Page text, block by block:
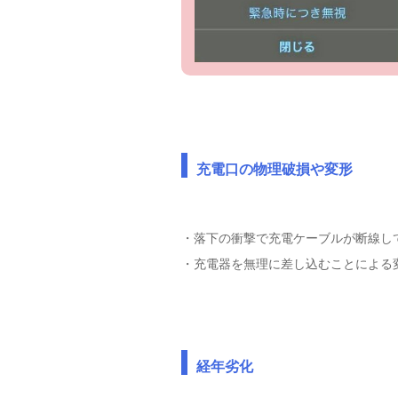
充電口の物理破損や変形
・落下の衝撃で充電ケーブルが断線し
・充電器を無理に差し込むことによる
経年劣化